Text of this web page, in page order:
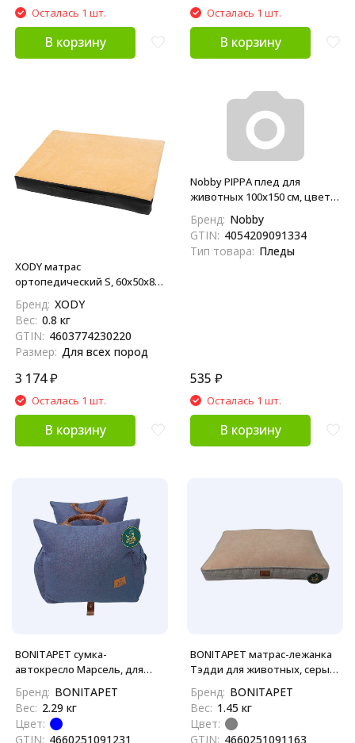
Осталась 1 шт.
В корзину
Осталась 1 шт.
В корзину
XODY матрас
ортопедический S, 60х50х8
Бренд: XODY
Вес: 0.8 кг
GTIN: 4603774230220
Размер: Для всех пород
3 174₽
Осталась 1 шт.
В корзину
Nobby PIPPA плед для
животных 100х150 см, цвет в
ассортименте
Бренд: Nobby
GTIN: 4054209091334
Тип товара: Пледы
535 ₽
Осталась 1 шт.
В корзину
BONITAPET сумка-
автокресло Марсель, для
50х42х42 см
Бренд: BONITAPET
Вес: 2.29 кг
Цвет:
GTIN: 4660251091231
BONITAPET матрас-лежанка
Тэдди для животных, серый,
Бренд: BONITAPET
Вес: 1.45 кг
Цвет:
GTIN: 4660251091163